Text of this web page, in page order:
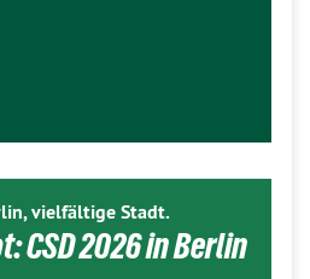
vielfältige Stadt.
CSD 2026 in Berlin